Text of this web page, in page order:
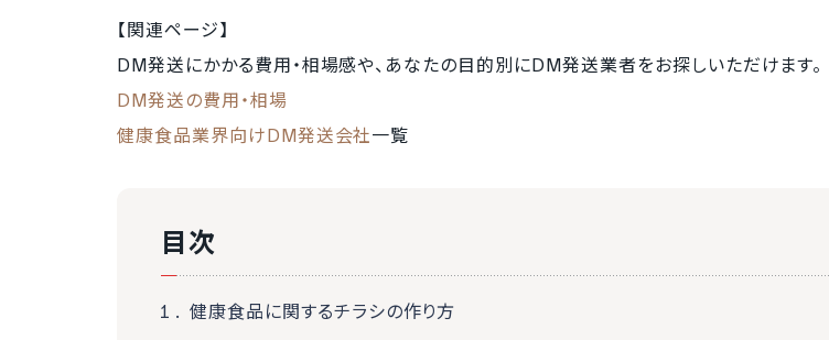
【関連ページ】
DM発送にかかる費用・相場感や、あなたの目的別にDM発送業者をお探しいただけます。
DM発送の費用・相場
健康食品業界向けDM発送会社一覧
目次
健康食品に関するチラシの作り方